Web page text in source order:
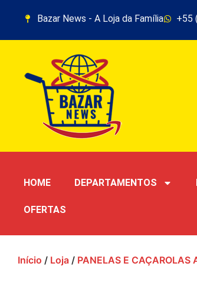
Bazar News - A Loja da Família +55
HOME DEPARTAMENTOS
OFERTAS
Início / Loja / PANELAS E CAÇAROLAS